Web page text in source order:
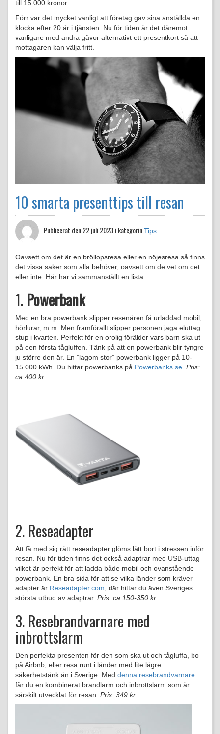
till 15 000 kronor.
Förr var det mycket vanligt att företag gav sina anställda en
klocka efter 20 år i tjänsten. Nu för tiden är det däremot
vanligare med andra gåvor alternativt ett presentkort så att
mottagaren kan välja fritt.
10 smarta presenttips till resan
Publicerat den22 juli 2023 i kategorinTips
Oavsett om det är en bröllopsresa eller en nöjesresa så finns
det vissa saker som alla behöver, oavsett om de vet om det
eller inte. Här har vi sammanställt en lista.
1. Powerbank
Med en bra powerbank slipper resenären få urladdad mobil,
hörlurar, m.m. Men framförallt slipper personen jaga eluttag
stup i kvarten. Perfekt för en orolig förälder vars barn ska ut
på den första tågluffen. Tänk på att en powerbank blir tyngre
ju större den är. En ”lagom stor” powerbank ligger på 10-
15.000 kWh. Du hittar powerbanks på Powerbanks.se. Pris:
ca 400 kr
2. Reseadapter
Att få med sig rätt reseadapter glöms lätt bort i stressen inför
resan. Nu för tiden finns det också adaptrar med USB-uttag
vilket är perfekt för att ladda både mobil och ovanstående
powerbank. En bra sida för att se vilka länder som kräver
adapter är Reseadapter.com , där hittar du även Sveriges
största utbud av adaptrar. Pris: ca 150-350 kr.
3. Resebrandvarnare med
inbrottslarm
Den perfekta presenten för den som ska ut och tågluffa, bo
på Airbnb, eller resa runt i länder med lite lägre
säkerhetstänk än i Sverige. Med denna resebrandvarnare
får du en kombinerat brandlarm och inbrottslarm som är
särskilt utvecklat för resan. Pris: 349 kr